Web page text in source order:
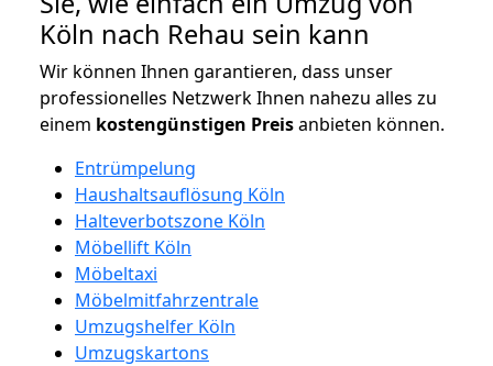
Köln nach Rehau sein kann
Wir können Ihnen garantieren, dass unser
professionelles Netzwerk Ihnen nahezu alles zu
einem kostengünstigen Preisanbieten können.
Entrümpelung
Haushaltsauflösung Köln
Halteverbotszone Köln
Möbellift Köln
Möbeltaxi
Möbelmitfahrzentrale
Umzugshelfer Köln
Umzugskartons